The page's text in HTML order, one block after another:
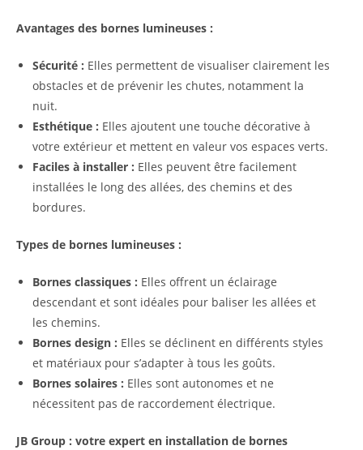
Avantages des bornes lumineuses :
Sécurité : Elles permettent de visualiser clairement les
obstacles et de prévenir les chutes, notamment la
nuit.
Esthétique : Elles ajoutent une touche décorative à
votre extérieur et mettent en valeur vos espaces verts.
Faciles à installer : Elles peuvent être facilement
installées le long des allées, des chemins et des
bordures.
Types de bornes lumineuses :
Bornes classiques : Elles offrent un éclairage
descendant et sont idéales pour baliser les allées et
les chemins.
Bornes design : Elles se déclinent en différents styles
et matériaux pour s’adapter à tous les goûts.
Bornes solaires : Elles sont autonomes et ne
nécessitent pas de raccordement électrique.
JB Group : votre expert en installation de bornes